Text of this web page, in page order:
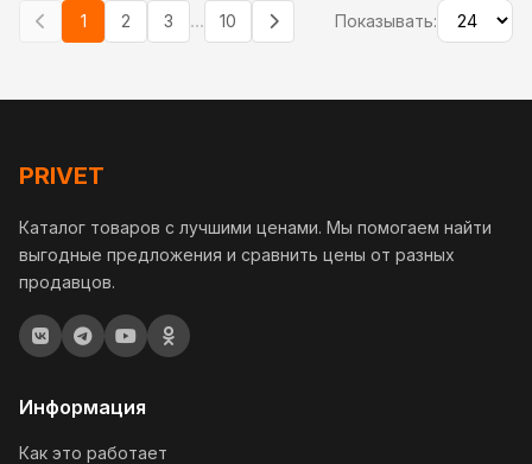
1 2 3 ... 10 Показывать:
PRIVET
Каталог товаров с лучшими ценами. Мы помогаем найти
выгодные предложения и сравнить цены от разных
продавцов.
Информация
Как это работает